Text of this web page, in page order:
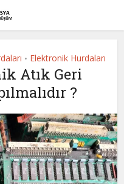
• Elektronik Hurdaları
Atık Geri
?